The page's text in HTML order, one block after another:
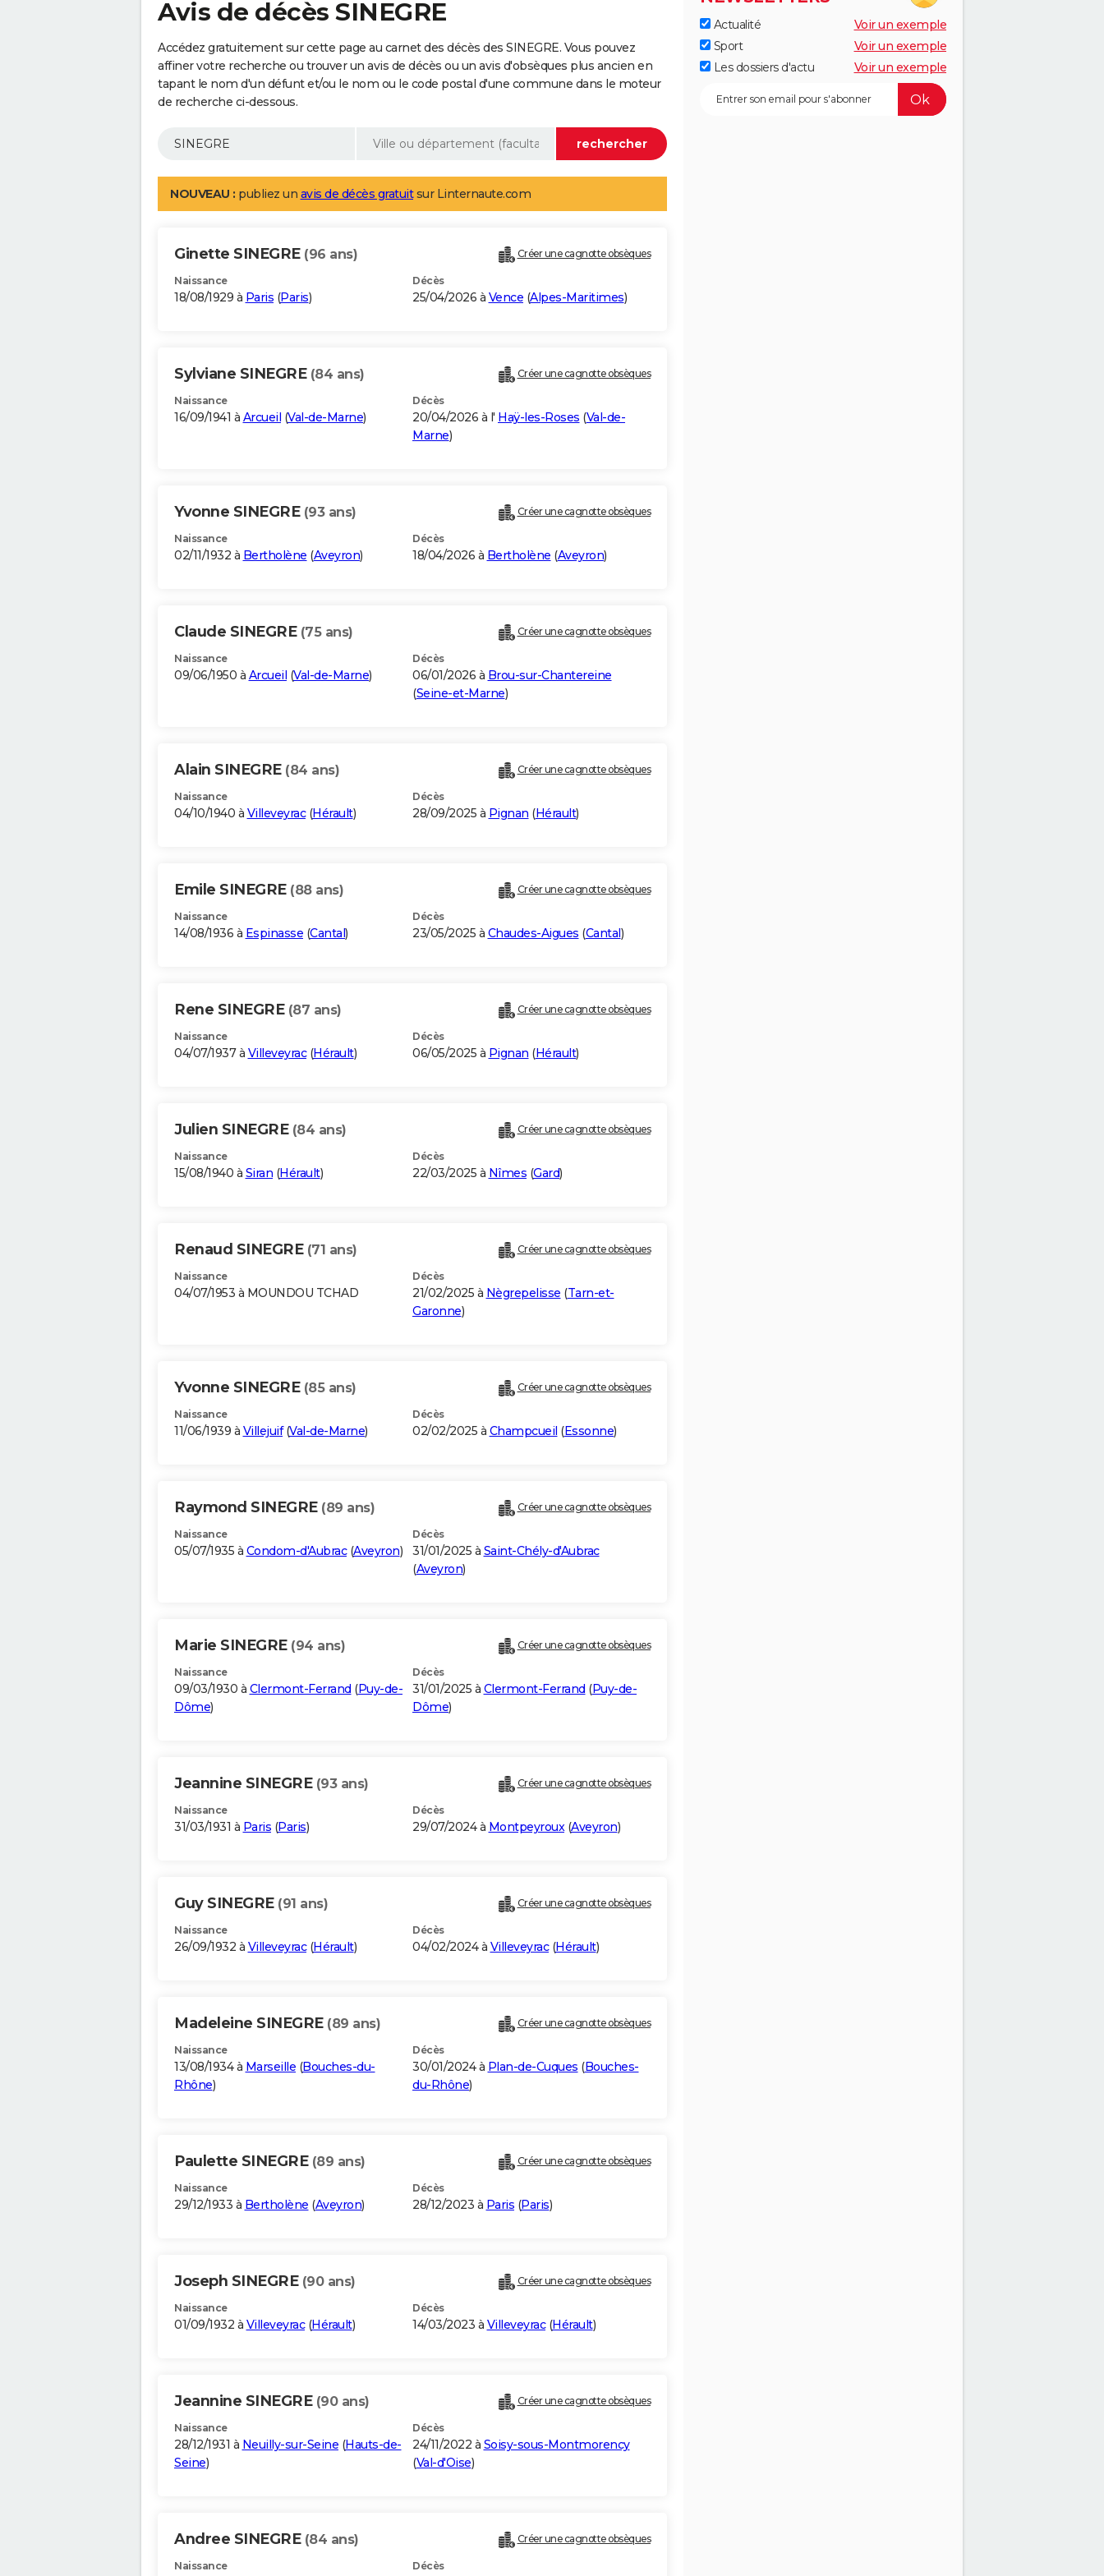
Avis de décès SINEGRE
Accédez gratuitement sur cette page au carnet des décès des SINEGRE. Vous pouvez
affiner votre recherche ou trouver un avis de décès ou un avis d'obsèques plus ancien en
tapant le nom d'un défunt et/ou le nom ou le code postal d'une commune dans le moteur
de recherche ci-dessous.
NOUVEAU : publiez un avis de décès gratuitsur Linternaute.com
Ginette SINEGRE (96 ans) Créer une cagnotte obsèques
Naissance
18/08/1929 à Paris (Paris)
Décès
25/04/2026 à Vence (Alpes-Maritimes)
Sylviane SINEGRE (84 ans) Créer une cagnotte obsèques
Naissance
16/09/1941 à Arcueil (Val-de-Marne)
Décès
20/04/2026 à l' Haÿ-les-Roses (Val-de-
Marne)
Yvonne SINEGRE (93 ans) Créer une cagnotte obsèques
Naissance
02/11/1932 à Bertholène (Aveyron)
Décès
18/04/2026 à Bertholène (Aveyron)
Claude SINEGRE (75 ans) Créer une cagnotte obsèques
Naissance
09/06/1950 à Arcueil (Val-de-Marne)
Décès
06/01/2026 à Brou-sur-Chantereine
(Seine-et-Marne)
Alain SINEGRE (84 ans) Créer une cagnotte obsèques
Naissance
04/10/1940 à Villeveyrac(Hérault)
Décès
28/09/2025 à Pignan (Hérault)
Emile SINEGRE (88 ans) Créer une cagnotte obsèques
Naissance
14/08/1936 à Espinasse (Cantal)
Décès
23/05/2025 à Chaudes-Aigues (Cantal)
Rene SINEGRE (87 ans) Créer une cagnotte obsèques
Naissance
04/07/1937 à Villeveyrac(Hérault)
Décès
06/05/2025 à Pignan (Hérault)
Julien SINEGRE (84 ans) Créer une cagnotte obsèques
Naissance
15/08/1940 à Siran (Hérault)
Décès
22/03/2025 à Nîmes (Gard)
Renaud SINEGRE (71 ans) Créer une cagnotte obsèques
Naissance
04/07/1953 à MOUNDOU TCHAD
Décès
21/02/2025 à Nègrepelisse (Tarn-et-
Garonne)
Yvonne SINEGRE (85 ans) Créer une cagnotte obsèques
Naissance
11/06/1939 à Villejuif(Val-de-Marne)
Décès
02/02/2025 à Champcueil (Essonne)
Raymond SINEGRE (89 ans) Créer une cagnotte obsèques
Naissance
05/07/1935 à Condom-d'Aubrac(Aveyron)
Décès
31/01/2025 à Saint-Chély-d'Aubrac
(Aveyron)
Marie SINEGRE (94 ans) Créer une cagnotte obsèques
Naissance
09/03/1930 à Clermont-Ferrand (Puy-de-
Dôme)
Décès
31/01/2025 à Clermont-Ferrand (Puy-de-
Dôme)
Jeannine SINEGRE (93 ans) Créer une cagnotte obsèques
Naissance
31/03/1931 à Paris (Paris)
Décès
29/07/2024 à Montpeyroux(Aveyron)
Guy SINEGRE (91 ans) Créer une cagnotte obsèques
Naissance
26/09/1932 à Villeveyrac(Hérault)
Décès
04/02/2024 à Villeveyrac(Hérault)
Madeleine SINEGRE (89 ans) Créer une cagnotte obsèques
Naissance
13/08/1934 à Marseille (Bouches-du-
Rhône)
Décès
30/01/2024 à Plan-de-Cuques (Bouches-
du-Rhône)
Paulette SINEGRE (89 ans) Créer une cagnotte obsèques
Naissance
29/12/1933 à Bertholène (Aveyron)
Décès
28/12/2023 à Paris (Paris)
Joseph SINEGRE (90 ans) Créer une cagnotte obsèques
Naissance
01/09/1932 à Villeveyrac(Hérault)
Décès
14/03/2023 à Villeveyrac(Hérault)
Jeannine SINEGRE (90 ans) Créer une cagnotte obsèques
Naissance
28/12/1931 à Neuilly-sur-Seine (Hauts-de-
Seine)
Décès
24/11/2022 à Soisy-sous-Montmorency
(Val-d'Oise)
Andree SINEGRE (84 ans) Créer une cagnotte obsèques
Naissance Décès
Actualité
Voir un exemple
Sport
Voir un exemple
Les dossiers d'actu
Voir un exemple